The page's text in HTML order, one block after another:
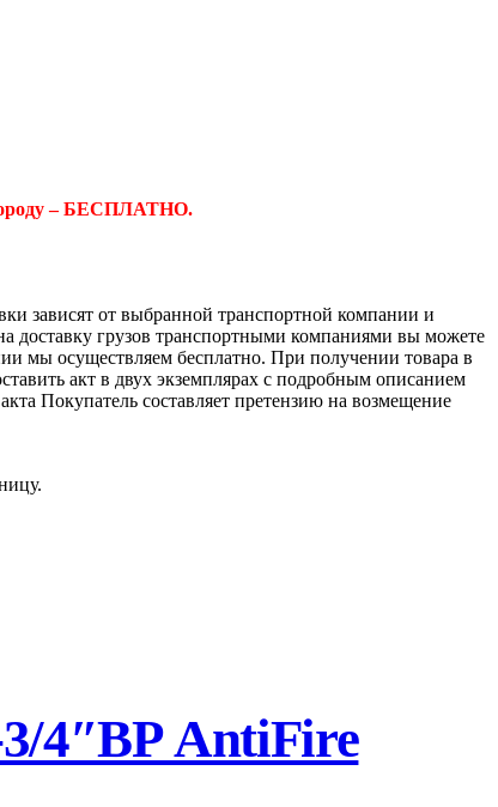
– БЕСПЛАТНО.
зависят от выбранной транспортной компании и
доставку грузов транспортными компаниями вы можете
мы осуществляем бесплатно. При получении товара в
акт в двух экземплярах с подробным описанием
Покупатель составляет претензию на возмещение
4″ВР AntiFire